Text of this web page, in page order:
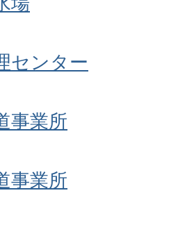
センター
事業所
事業所